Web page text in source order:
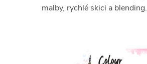
malby, rychlé skici a blending.